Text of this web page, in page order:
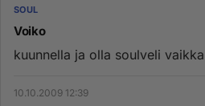
SOUL
Voiko
kuunnella ja olla soulveli
10.10.2009 12:39